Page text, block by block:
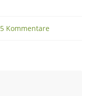
5 Kommentare